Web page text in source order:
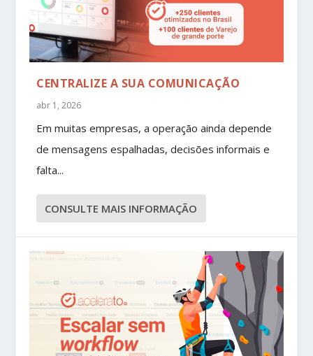
CENTRALIZE A SUA COMUNICAÇÃO
abr 1, 2026
Em muitas empresas, a operação ainda depende
de mensagens espalhadas, decisões informais e
falta...
CONSULTE MAIS INFORMAÇÃO